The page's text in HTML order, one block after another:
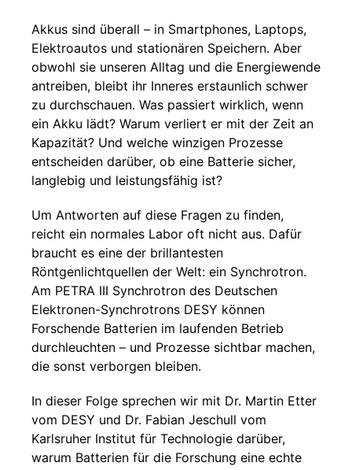
Akkus sind überall – in Smartphones, Laptops,
Elektroautos und stationären Speichern. Aber
obwohl sie unseren Alltag und die Energiewende
antreiben, bleibt ihr Inneres erstaunlich schwer
zu durchschauen. Was passiert wirklich, wenn
ein Akku lädt? Warum verliert er mit der Zeit an
Kapazität? Und welche winzigen Prozesse
entscheiden darüber, ob eine Batterie sicher,
langlebig und leistungsfähig ist?
Um Antworten auf diese Fragen zu finden,
reicht ein normales Labor oft nicht aus. Dafür
braucht es eine der brillantesten
Röntgenlichtquellen der Welt: ein Synchrotron.
Am PETRA III Synchrotron des Deutschen
Elektronen-Synchrotrons DESY können
Forschende Batterien im laufenden Betrieb
durchleuchten – und Prozesse sichtbar machen,
die sonst verborgen bleiben.
In dieser Folge sprechen wir mit Dr. Martin Etter
vom DESY und Dr. Fabian Jeschull vom
Karlsruher Institut für Technologie darüber,
warum Batterien für die Forschung eine echte